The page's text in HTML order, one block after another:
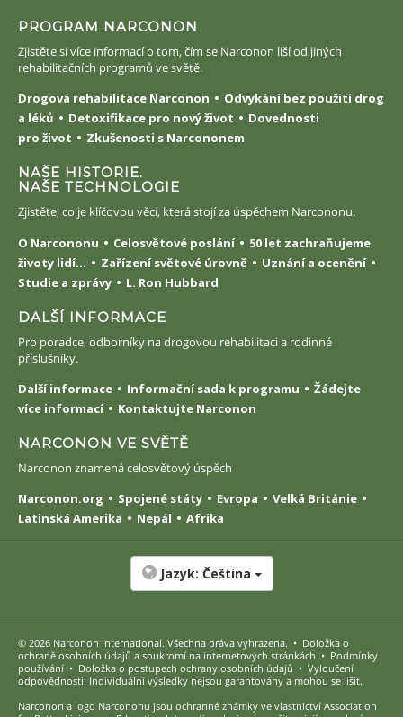
PROGRAM NARCONON
Zjistěte si více informací o tom, čím se Narconon liší od jiných
rehabilitačních programů ve světě.
Drogová rehabilitace Narconon
Odvykání bez použití drog
a léků
Detoxifikace pro nový život
Dovednosti
pro život
Zkušenosti s Narcononem
NAŠE HISTORIE.
NAŠE TECHNOLOGIE
Zjistěte, co je klíčovou věcí, která stojí za úspěchem Narcononu.
O Narcononu
Celosvětové poslání
50 let zachraňujeme
životy lidí...
Zařízení světové úrovně
Uznání a ocenění
Studie a zprávy
L. Ron Hubbard
DALŠÍ INFORMACE
Pro poradce, odborníky na drogovou rehabilitaci a rodinné
příslušníky.
Další informace
Informační sada k programu
Žádejte
více informací
Kontaktujte Narconon
NARCONON VE SVĚTĚ
Narconon znamená celosvětový úspěch
Narconon.org
Spojené státy Evropa
Velká Británie
Latinská Amerika
Nepál Afrika
Jazyk: Čeština
© 2026 Narconon International. Všechna práva vyhrazena. • Doložka o
ochraně osobních údajů a soukromí na internetových stránkách • Podmínky
používání • Doložka o postupech ochrany osobních údajů • Vyloučení
odpovědnosti: Individuální výsledky nejsou garantovány a mohou se lišit.
Narconon a logo Narcononu jsou ochranné známky ve vlastnictví Association